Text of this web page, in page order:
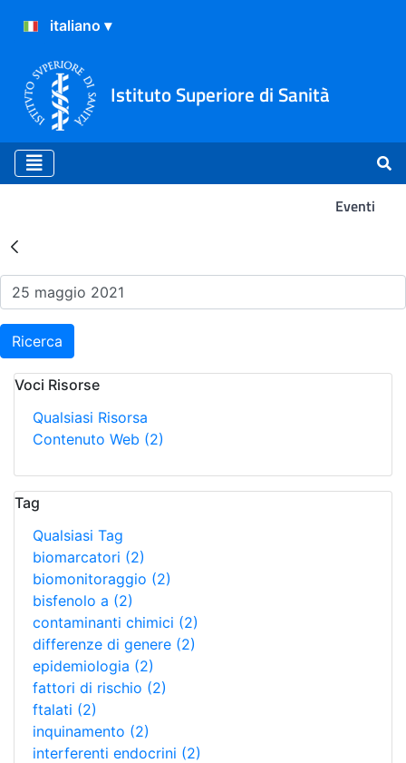
Istituto Superiore di Sanità
Eventi
Risultati della Ricerca -
Ricerca
Voci Risorse
Qualsiasi Risorsa
Contenuto Web (2)
Tag
Qualsiasi Tag
biomarcatori (2)
biomonitoraggio (2)
bisfenolo a (2)
contaminanti chimici (2)
differenze di genere (2)
epidemiologia (2)
fattori di rischio (2)
ftalati (2)
inquinamento (2)
interferenti endocrini (2)